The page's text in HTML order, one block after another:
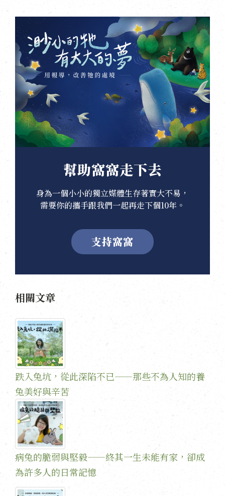
幫助窩窩走下去
身為一個小小的獨立媒體生存著實大不易，
需要你的攜手跟我們一起再走下個10年。
支持窩窩
相關文章
跌入兔坑，從此深陷不已——那些不為人知的養
兔美好與辛苦
病兔的脆弱與堅毅——終其一生未能有家，卻成
為許多人的日常記憶